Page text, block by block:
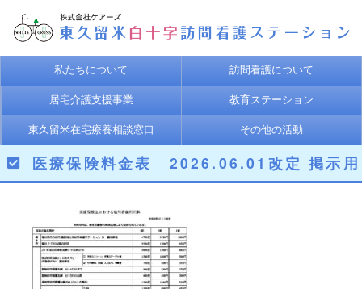
私たちについて 訪問看護について
居宅介護支援事業 教育ステーション
東久留米在宅療養相談窓口 その他の活動
医療保険料金表 2026.06.01改定 掲示用